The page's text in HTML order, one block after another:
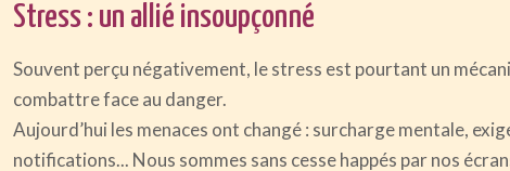
Stress : un allié insoupçonné
Souvent perçu négativement, le stress est pourtant un
combattre face au danger.
Aujourd’hui les menaces ont changé : surcharge mentale,
notifications... Nous sommes sans cesse happés par nos